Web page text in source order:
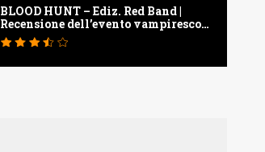
BLOOD HUNT – Ediz. Red Band |
Recensione dell’evento vampiresco
della Marvel